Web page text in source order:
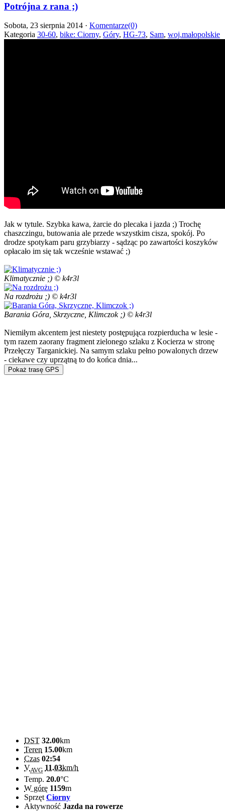
Potrójna z rana ;)
Sobota, 23 sierpnia 2014 · Komentarze(0)
Kategoria 30-60, bike: Ciorny, Góry, HG-73, Sam, woj.małopolskie
Jak w tytule. Szybka kawa, żarcie do plecaka i jazda ;) Trochę
chaszczingu, butowania ale przede wszystkim cisza, spokój. Po
drodze spotykam paru grzybiarzy - sądząc po zawartości koszyków
opłacało im się tak wcześnie wstawać ;)
Klimatycznie ;) © k4r3l
Na rozdrożu ;) © k4r3l
Barania Góra, Skrzyczne, Klimczok ;) © k4r3l
Niemiłym akcentem jest niestety postępująca rozpierducha w lesie -
tym razem zaorany fragment zielonego szlaku z Kocierza w stronę
Przełęczy Targanickiej. Na samym szlaku pełno powalonych drzew
- ciekawe czy uprzątną to do końca dnia...
Pokaż trasę GPS
DST 32.00km
Teren 15.00km
Czas 02:54
VAVG 11.03km/h
Temp. 20.0°C
W górę 1159m
Sprzęt Ciorny
Aktywność Jazda na rowerze